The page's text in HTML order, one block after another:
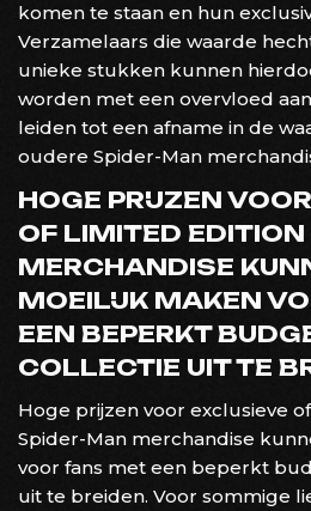
komen te staan en hun
Verzamelaars die waarde
unieke stukken kunnen
worden met een overvloed
leiden tot een afname in de
oudere Spider-Man
HOGE PRIJZEN
OF LIMITED
MERCHANDISE
MOEILIJK MAKEN
EEN BEPERKT
COLLECTIE UIT TE
Hoge prijzen voor exclusieve
Spider-Man merchandise
voor fans met een beperkt
uit te breiden. Voor sommige